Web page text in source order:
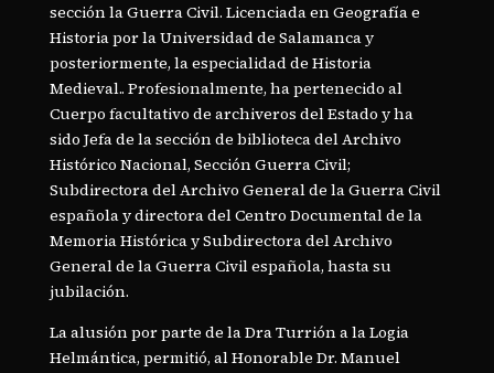
sección la Guerra Civil. Licenciada en Geografía e
Historia por la Universidad de Salamanca y
posteriormente, la especialidad de Historia
Medieval.. Profesionalmente, ha pertenecido al
Cuerpo facultativo de archiveros del Estado y ha
sido Jefa de la sección de biblioteca del Archivo
Histórico Nacional, Sección Guerra Civil;
Subdirectora del Archivo General de la Guerra Civil
española y directora del Centro Documental de la
Memoria Histórica y Subdirectora del Archivo
General de la Guerra Civil española, hasta su
jubilación.
La alusión por parte de la Dra Turrión a la Logia
Helmántica, permitió, al Honorable Dr. Manuel